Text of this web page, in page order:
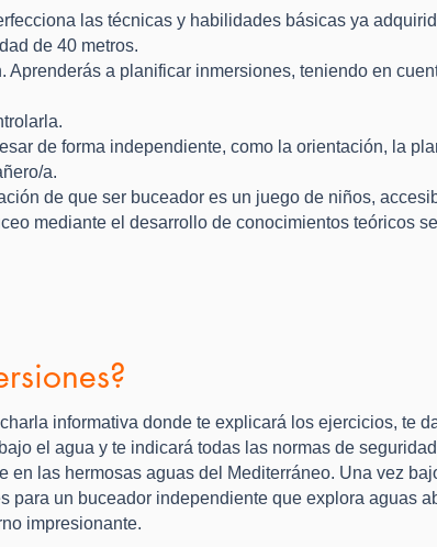
las técnicas y habilidades básicas ya
de 40 metros.
a planificar inmersiones, teniendo en
de forma independiente, como la orientación, la
a.
de que ser buceador es un juego de niños,
mediante el desarrollo de conocimientos teóricos
informativa donde te explicará los ejercicios, te
el agua y te indicará todas las normas de
en las hermosas aguas del Mediterráneo. Una vez
para un buceador independiente que explora aguas
impresionante.